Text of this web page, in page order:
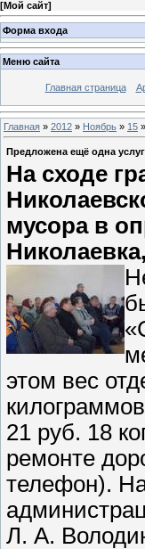
[Мой сайт]
Форма входа
Меню сайта
Главная страница
Главная » 2012 » Ноябрь » 15
Предложена ещё одна
На сходе
мусора в
этом вес
21 руб. 18
ремонте
телефон).
Л. А.